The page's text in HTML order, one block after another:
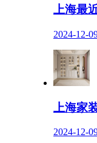
上海最
2024-12-
上海家
2024-12-